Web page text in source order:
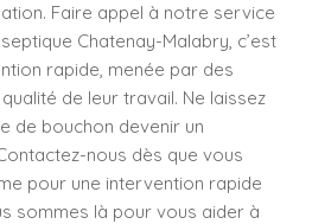
Faire appel à notre service
Chatenay-Malabry, c’est
rapide, menée par des
de leur travail. Ne laissez
de bouchon devenir un
nous dès que vous
pour une intervention rapide
sommes là pour vous aider à